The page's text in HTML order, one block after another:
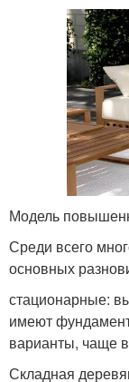
Модель
Среди всего
основных
стационарные:
имеют
варианты, чаще
Складная